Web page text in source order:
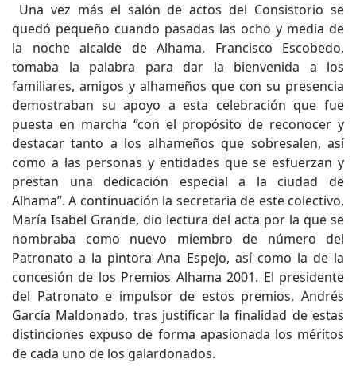
Una vez más el salón de actos del Consistorio se
quedó pequeño cuando pasadas las ocho y media de
la noche alcalde de Alhama, Francisco Escobedo,
tomaba la palabra para dar la bienvenida a los
familiares, amigos y alhameños que con su presencia
demostraban su apoyo a esta celebración que fue
puesta en marcha “con el propósito de reconocer y
destacar tanto a los alhameños que sobresalen, así
como a las personas y entidades que se esfuerzan y
prestan una dedicación especial a la ciudad de
Alhama”. A continuación la secretaria de este colectivo,
María Isabel Grande, dio lectura del acta por la que se
nombraba como nuevo miembro de número del
Patronato a la pintora Ana Espejo, así como la de la
concesión de los Premios Alhama 2001. El presidente
del Patronato e impulsor de estos premios, Andrés
García Maldonado, tras justificar la finalidad de estas
distinciones expuso de forma apasionada los méritos
de cada uno de los galardonados.